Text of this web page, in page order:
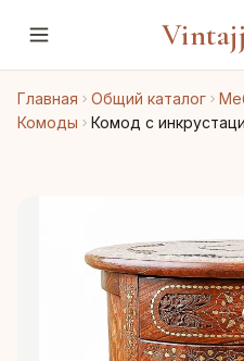
Vintajj
Главная Общий каталог
Комоды
Комод с